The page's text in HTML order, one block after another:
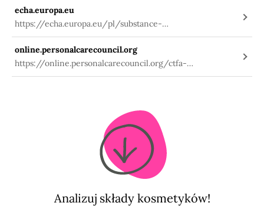
echa.europa.eu
https://echa.europa.eu/pl/substance-
information/-/substanceinfo/100.041.080
online.personalcarecouncil.org
https://online.personalcarecouncil.org/ctfa-
static/online/lists/cir-pdfs/PR623.pdf
Analizuj składy kosmetyków!